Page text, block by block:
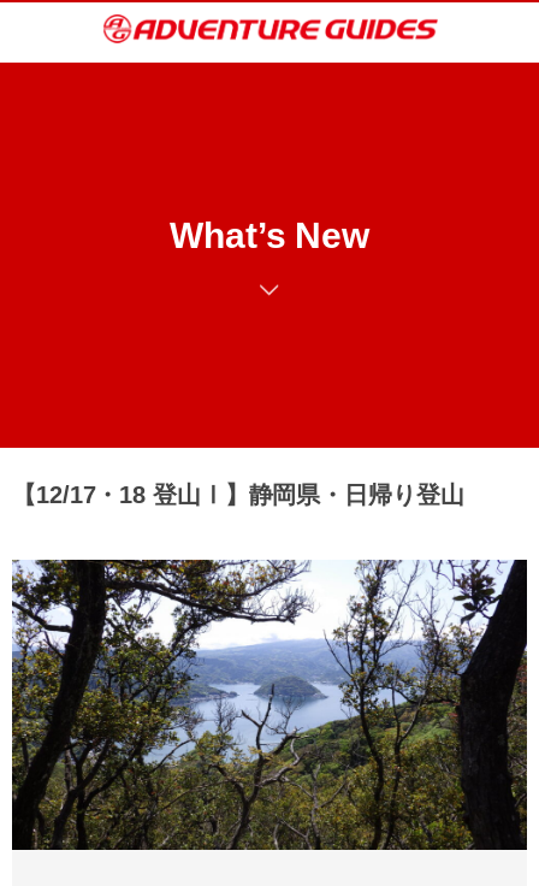
What’s New
【12/17・18 登山Ⅰ】静岡県・日帰り登山